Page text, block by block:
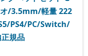
/3.5mm/軽量 222
PS4/PC/Switch/
規品